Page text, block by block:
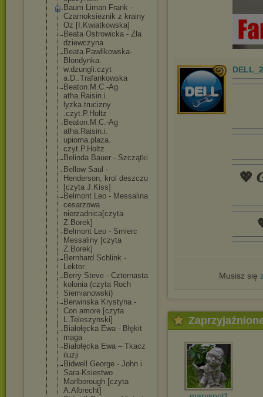
Baum Liman Frank -
Czarnoksieznik z krainy
Oz [I.Kwiatkowska]
Beata Ostrowicka - Zła
dziewczyna
Beata.Pawlikowska-
Blondynka.
w.dzungli.czyt
a.D..Trafankowska
Beaton.M.C.-Ag
atha.Raisin.i.
lyzka.trucizny
.czyt.P.Holtz
Beaton.M.C.-Ag
atha.Raisin.i.
upiorna.plaza.
czyt.P.Holtz
Belinda Bauer - Szczątki
Bellow Saul -
Henderson, krol deszczu
[czyta J.Kiss]
Belmont Leo - Messalina
cesarzowa
nierzadnica[czyta
Z.Borek]
Belmont Leo - Smierc
Messaliny [czyta
Z.Borek]
Bernhard Schlink -
Lektor
Berry Steve - Czternasta
kolonia (czyta Roch
Siemianowski)
Berwinska Krystyna -
Con amore [czyta
L.Teleszynski]
Białołęcka Ewa - Błękit
maga
Białołęcka Ewa – Tkacz
iluzji
Bidwell George - John i
Sara-Ksiestwo
Marlborough [czyta
A.Albrecht]
💖
Musisz się